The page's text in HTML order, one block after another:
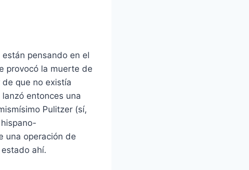
pensando en el
provocó la muerte de
que no existía
entonces una
Pulitzer (sí,
una operación de
ahí.